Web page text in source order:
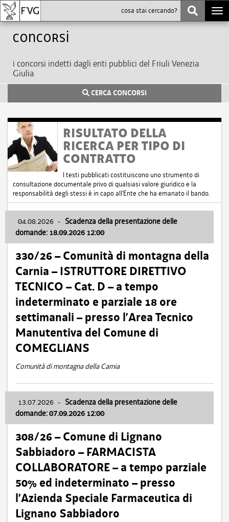
Concorsi
i concorsi indetti dagli enti pubblici del Friuli Venezia
Giulia
CERCA CONCORSI
RISULTATO DELLA
RICERCA PER TIPO DI
CONTRATTO
I testi pubblicati costituiscono uno strumento di
consultazione documentale privo di qualsiasi valore giuridico e la
responsabilità degli stessi è in capo all'Ente che ha emanato il bando.
04.08.2026 - Scadenza della presentazione delle
domande: 18.09.2026 12:00
330/26 – Comunità di montagna della
Carnia – ISTRUTTORE DIRETTIVO
TECNICO – Cat. D – a tempo
indeterminato e parziale 18 ore
settimanali – presso l’Area Tecnico
Manutentiva del Comune di
COMEGLIANS
Comunità di montagna della Carnia
13.07.2026 - Scadenza della presentazione delle
domande: 07.09.2026 12:00
308/26 – Comune di Lignano
Sabbiadoro – FARMACISTA
COLLABORATORE – a tempo parziale
50% ed indeterminato – presso
l’Azienda Speciale Farmaceutica di
Lignano Sabbiadoro